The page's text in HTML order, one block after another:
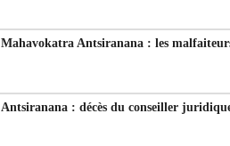
Mahavokatra Antsiranana : les
Antsiranana : décès du conseiller